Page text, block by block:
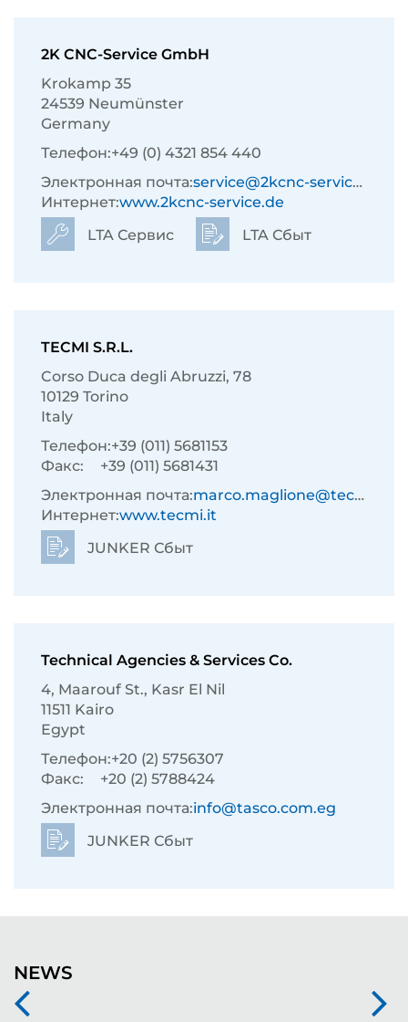
2K CNC-Service GmbH
Krokamp 35
24539 Neumünster
Germany
Телефон:+49 (0) 4321 854 440
Электронная почта:service@2kcnc-service.de
Интернет:www.2kcnc-service.de
LTA Сервис
LTA Сбыт
TECMI S.R.L.
Corso Duca degli Abruzzi, 78
10129 Torino
Italy
Телефон:+39 (011) 5681153
Факс:
+39 (011) 5681431
Электронная почта:marco.maglione@tecmi.it
Интернет:www.tecmi.it
JUNKER Сбыт
Technical Agencies & Services Co.
4, Maarouf St., Kasr El Nil
11511 Kairo
Egypt
Телефон:+20 (2) 5756307
Факс:
+20 (2) 5788424
Электронная почта:info@tasco.com.eg
JUNKER Сбыт
NEWS